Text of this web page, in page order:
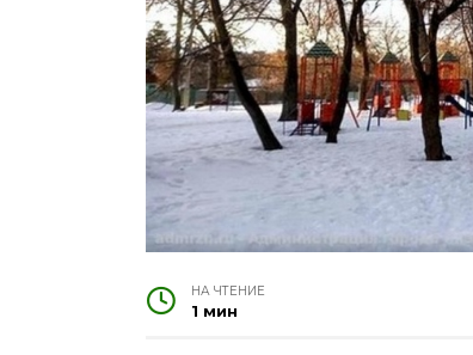
НА ЧТЕНИЕ
1 мин